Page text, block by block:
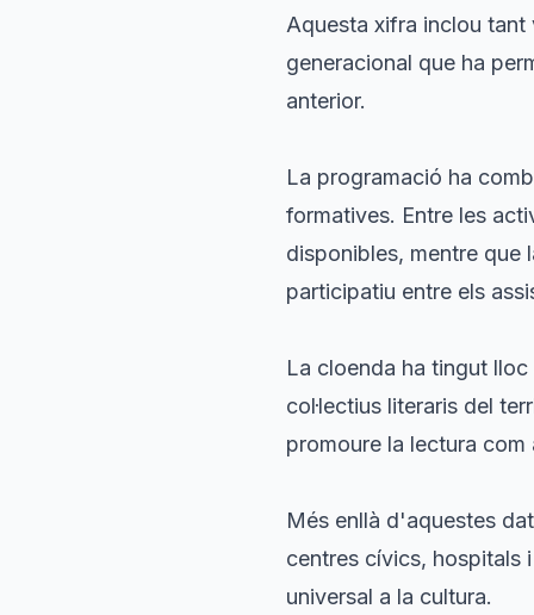
Aquesta xifra inclou
generacional que ha
anterior.
La programació ha
formatives. Entre les
disponibles, mentre que
participatiu entre els
La cloenda ha tingut lloc
col·lectius literaris del
promoure la lectura
Més enllà d'aquestes
centres cívics, hospitals
universal a la cultura.